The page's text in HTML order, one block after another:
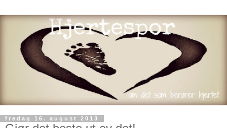
fredag 16. august 2013